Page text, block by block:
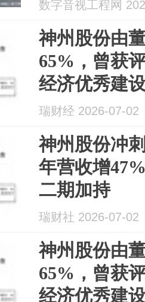
数字音视工程网
神州股份由
65%，曾获
经济优秀建
瑞财经 2026-07-02
神州股份冲
年营收增
二期加持
瑞财社 2026-07-02
神州股份由
65%，曾获
经济优秀建